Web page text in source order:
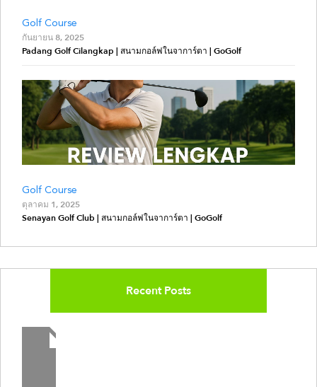
Golf Course
กันยายน 8, 2025
Padang Golf Cilangkap | สนามกอล์ฟในจาการ์ตา | GoGolf
Golf Course
ตุลาคม 1, 2025
Senayan Golf Club | สนามกอล์ฟในจาการ์ตา | GoGolf
Recent Posts